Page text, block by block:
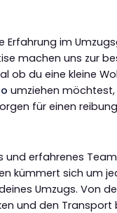
Erfahrung im
machen uns zur
ob du eine kleine
umziehen möchtest,
für einen
und erfahrenes
kümmert sich um
Umzugs. Von
und den Transport